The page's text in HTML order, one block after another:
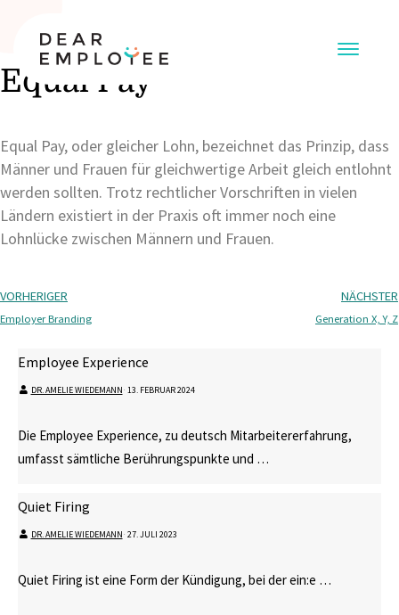
Equal Pay
Equal Pay, oder gleicher Lohn, bezeichnet das Prinzip, dass
Männer und Frauen für gleichwertige Arbeit gleich entlohnt
werden sollten. Trotz rechtlicher Vorschriften in vielen
Ländern existiert in der Praxis oft immer noch eine
Lohnlücke zwischen Männern und Frauen.
VORHERIGER
Employer Branding
NÄCHSTER
Generation X, Y, Z
Employee Experience
DR. AMELIE WIEDEMANN⋅ 13. FEBRUAR 2024
Die Employee Experience, zu deutsch Mitarbeitererfahrung,
umfasst sämtliche Berührungspunkte und …
Quiet Firing
DR. AMELIE WIEDEMANN⋅ 27. JULI 2023
Quiet Firing ist eine Form der Kündigung, bei der ein:e …